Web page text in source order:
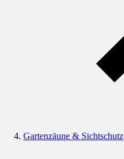
Gartenzäune & Sichtschutz